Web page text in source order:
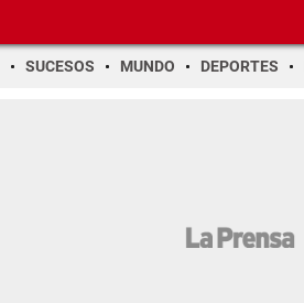
SUCESOS MUNDO DEPORTES